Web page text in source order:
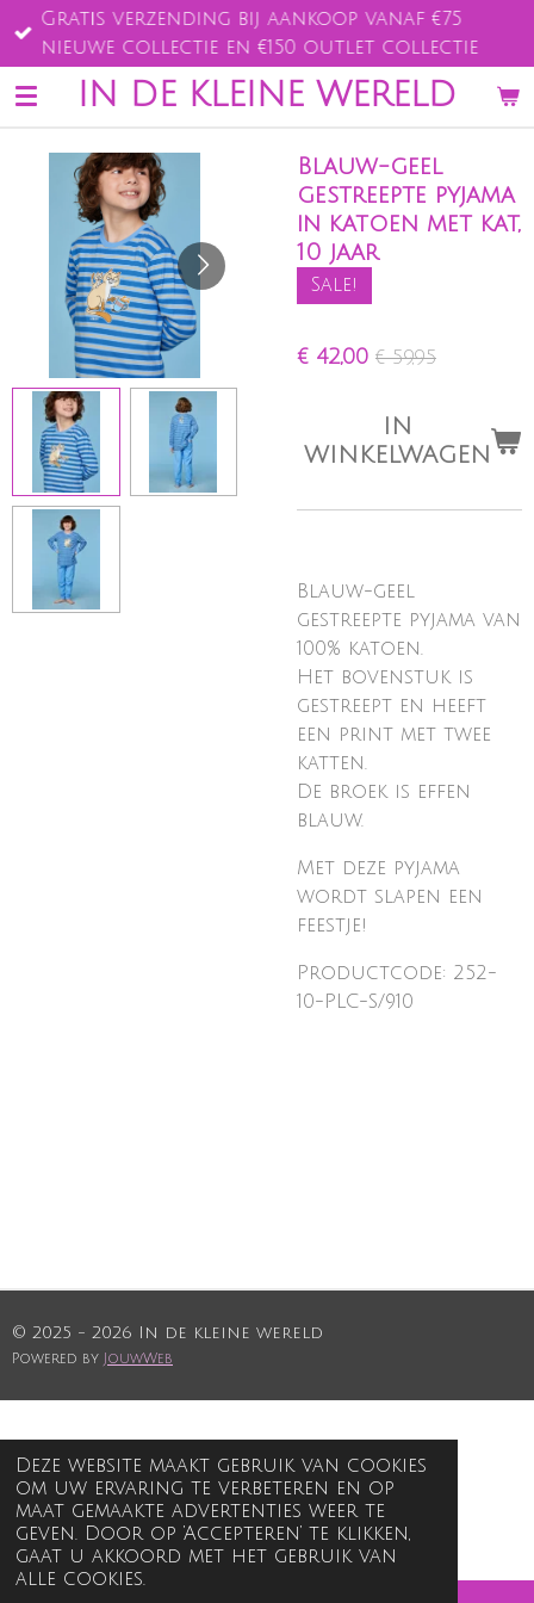
Deze website maakt gebruik van cookies
om uw ervaring te verbeteren en op
maat gemaakte advertenties weer te
geven. Door op ‘Accepteren’ te klikken,
gaat u akkoord met het gebruik van
alle cookies.
Ga
direct
naar
de
IN DE KLEINE WERELD
Gratis verzending bij aankoop vanaf €75
nieuwe collectie en €150 outlet collectie
Blauw-geel
gestreepte pyjama
in katoen met kat,
10 jaar
Sale!
€ 42,00 € 59,95
IN
WINKELWAGEN
Blauw-geel
gestreepte pyjama van
100% katoen.
Het bovenstuk is
gestreept en heeft
een print met twee
katten.
De broek is effen
blauw.
Met deze pyjama
wordt slapen een
feestje!
Productcode: 252-
10-PLC-S/910
© 2025 - 2026 In de kleine wereld
Powered by JouwWeb